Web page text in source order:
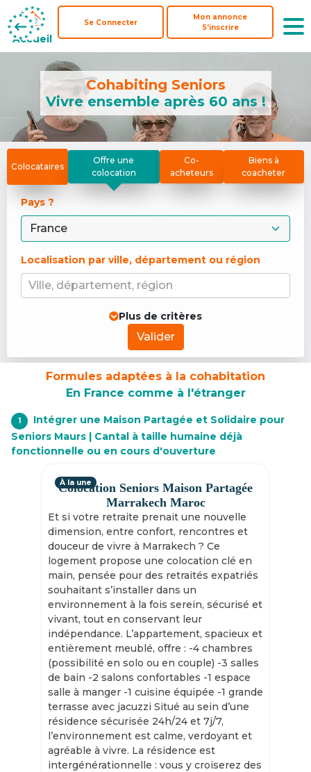
Accueil
Se Connecter
Mon annonce
S'inscrire
Accueil
Se Connecter
Mon annonce
S'inscrire
Cohabiting Seniors
Vivre ensemble après 60 ans !
Colocataires
Offre une
colocation
Co-
acheteurs
Biens à
coacheter
Pays ?
Localisation par ville, département ou région
Ville, département, région
Plus de critères
Valider
Formules adaptées à la cohabitation
En France comme à l'étranger
1
Intégrer une Maison Partagée et Solidaire pour
Seniors Maurs | Cantal à taille humaine déjà
fonctionnelle ou en cours d'ouverture
Colocation Seniors Maison Partagée
Marrakech Maroc
Et si votre retraite prenait une nouvelle
dimension, entre confort, rencontres et
douceur de vivre à Marrakech ? Ce
logement propose une colocation clé en
main, pensée pour des retraités expatriés
souhaitant s’installer dans un
environnement à la fois serein, sécurisé et
vivant, tout en conservant leur
indépendance. L’appartement, spacieux et
entièrement meublé, offre : -4 chambres
(possibilité en solo ou en couple) -3 salles
de bain -2 salons confortables -1 espace
salle à manger -1 cuisine équipée -1 grande
terrasse avec jacuzzi Situé au sein d’une
résidence sécurisée 24h/24 et 7j/7,
l’environnement est calme, verdoyant et
agréable à vivre. La résidence est
intergénérationnelle : vous y croiserez des
À la une